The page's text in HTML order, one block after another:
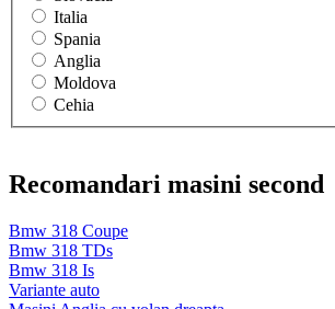
Italia
Spania
Anglia
Moldova
Cehia
Recomandari masini second
Bmw 318 Coupe
Bmw 318 TDs
Bmw 318 Is
Variante auto